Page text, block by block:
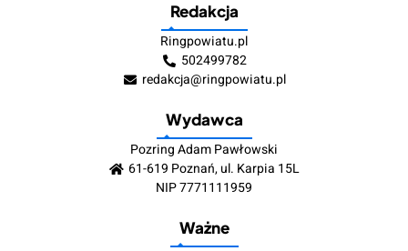
Redakcja
Ringpowiatu.pl
502499782
redakcja@ringpowiatu.pl
Wydawca
Pozring Adam Pawłowski
61-619 Poznań, ul. Karpia 15L
NIP 7771111959
Ważne